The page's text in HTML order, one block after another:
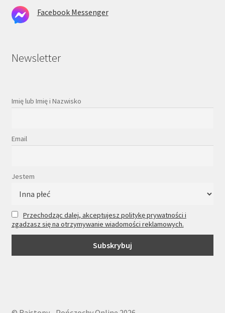
Facebook Messenger
Newsletter
Imię lub Imię i Nazwisko
Email
Jestem
Przechodząc dalej, akceptujesz politykę prywatności i
zgadzasz się na otrzymywanie wiadomości reklamowych.